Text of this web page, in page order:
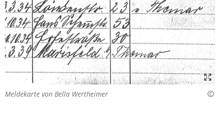
Meldekarte von Bella Wertheimer